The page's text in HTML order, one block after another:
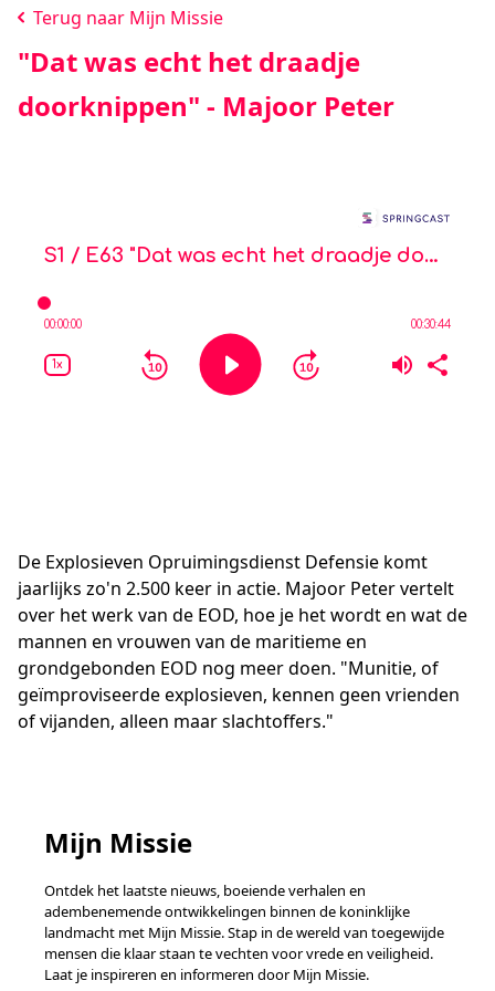
Terug naar Mijn Missie
"Dat was echt het draadje
doorknippen" - Majoor Peter
De Explosieven Opruimingsdienst Defensie komt
jaarlijks zo'n 2.500 keer in actie. Majoor Peter vertelt
over het werk van de EOD, hoe je het wordt en wat de
mannen en vrouwen van de maritieme en
grondgebonden EOD nog meer doen. "Munitie, of
geïmproviseerde explosieven, kennen geen vrienden
of vijanden, alleen maar slachtoffers."
Mijn Missie
Ontdek het laatste nieuws, boeiende verhalen en
adembenemende ontwikkelingen binnen de koninklijke
landmacht met Mijn Missie. Stap in de wereld van toegewijde
mensen die klaar staan te vechten voor vrede en veiligheid.
Laat je inspireren en informeren door Mijn Missie.